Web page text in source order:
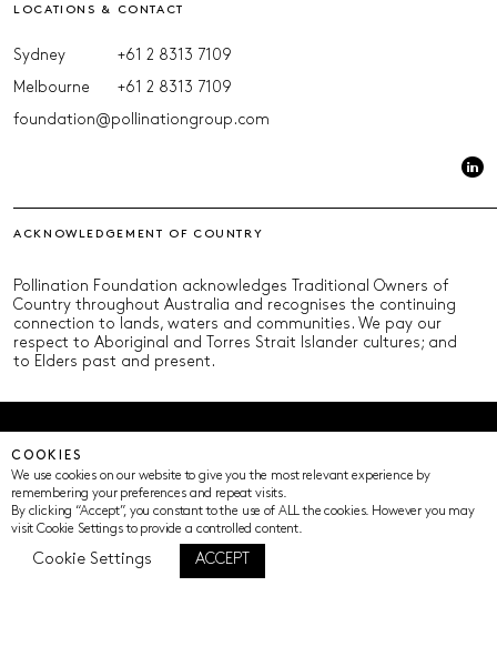
LOCATIONS & CONTACT
Sydney
+61 2 8313 7109
Melbourne
+61 2 8313 7109
foundation@pollinationgroup.com
ACKNOWLEDGEMENT OF COUNTRY
Pollination Foundation acknowledges Traditional Owners of
Country throughout Australia and recognises the continuing
connection to lands, waters and communities. We pay our
respect to Aboriginal and Torres Strait Islander cultures; and
to Elders past and present.
Privacy Policy
COOKIES
We use cookies on our website to give you the most relevant experience by
remembering your preferences and repeat visits.
By clicking “Accept”, you constant to the use of ALL the cookies. However you may
visit Cookie Settings to provide a controlled content.
Cookie Settings ACCEPT